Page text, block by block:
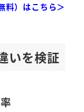
料）はこちら＞
いを検証